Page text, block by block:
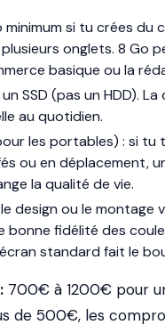
minimum si tu crées du
onglets. 8 Go
basique ou la
un SSD (pas un HDD).
au quotidien.
les portables) : si tu
ou en déplacement,
la qualité de vie.
design ou le montage
bonne fidélité des
standard fait le
700€ à 1200€ pour
de 500€, les